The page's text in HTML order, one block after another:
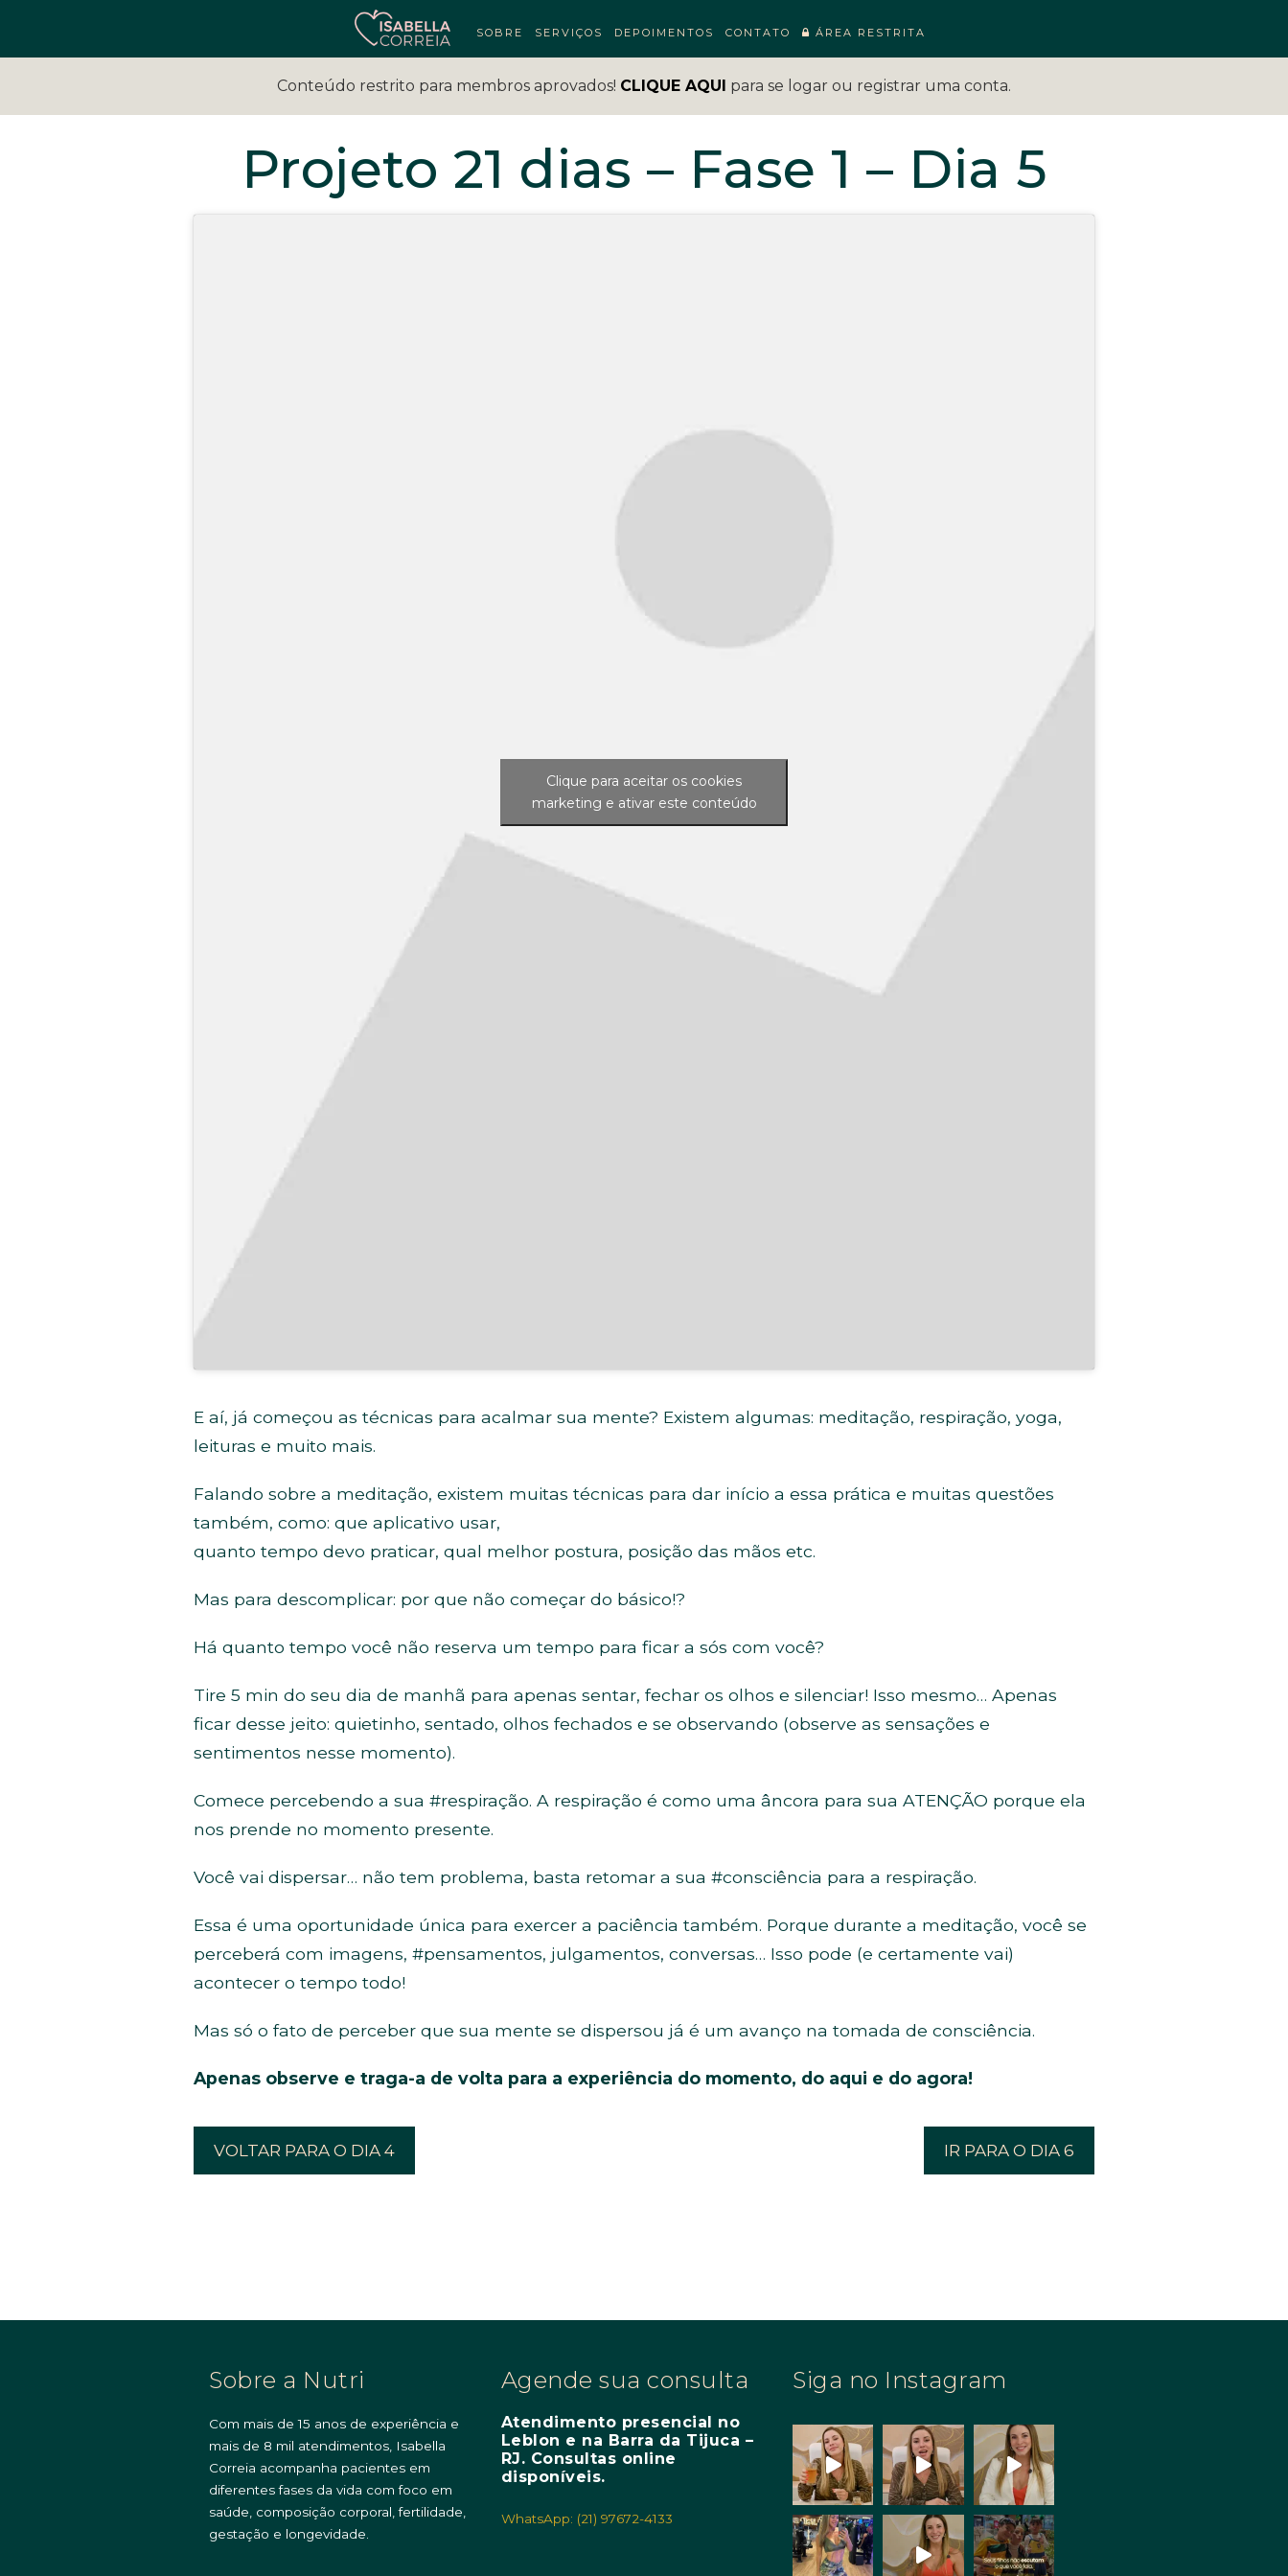
SOBRE SERVIÇOS DEPOIMENTOS CONTATO ÁREA RESTRITA
Conteúdo restrito para membros aprovados! CLIQUE AQUI para se logar ou registrar uma conta.
Projeto 21 dias – Fase 1 – Dia 5
Clique para aceitar os cookies
marketing e ativar este conteúdo
E aí, já começou as técnicas para acalmar sua mente? Existem algumas: meditação, respiração, yoga,
leituras e muito mais.
Falando sobre a meditação, existem muitas técnicas para dar início a essa prática e muitas questões
também, como: que aplicativo usar,
quanto tempo devo praticar, qual melhor postura, posição das mãos etc.
Mas para descomplicar: por que não começar do básico!?
Há quanto tempo você não reserva um tempo para ficar a sós com você?
Tire 5 min do seu dia de manhã para apenas sentar, fechar os olhos e silenciar! Isso mesmo… Apenas
ficar desse jeito: quietinho, sentado, olhos fechados e se observando (observe as sensações e
sentimentos nesse momento).
Comece percebendo a sua #respiração. A respiração é como uma âncora para sua ATENÇÃO porque ela
nos prende no momento presente.
Você vai dispersar… não tem problema, basta retomar a sua #consciência para a respiração.
Essa é uma oportunidade única para exercer a paciência também. Porque durante a meditação, você se
perceberá com imagens, #pensamentos, julgamentos, conversas… Isso pode (e certamente vai)
acontecer o tempo todo!
Mas só o fato de perceber que sua mente se dispersou já é um avanço na tomada de consciência.
Apenas observe e traga-a de volta para a experiência do momento, do aqui e do agora!
VOLTAR PARA O DIA 4 IR PARA O DIA 6
Sobre a Nutri
Com mais de 15 anos de experiência e
mais de 8 mil atendimentos, Isabella
Correia acompanha pacientes em
diferentes fases da vida com foco em
saúde, composição corporal, fertilidade,
gestação e longevidade.
Agende sua consulta
Atendimento presencial no
Leblon e na Barra da Tijuca –
RJ. Consultas online
disponíveis.
WhatsApp: (21) 97672-4133
Siga no Instagram